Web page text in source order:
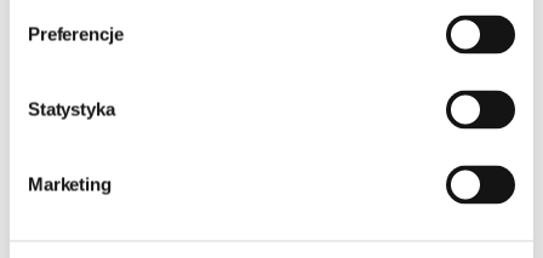
Preferencje
Statystyka
Marketing
✅ Dla tych, którzy szukają naturalnych składników i
Zalecana dzienna porcja (dla szczeniąt o umiarkowanej